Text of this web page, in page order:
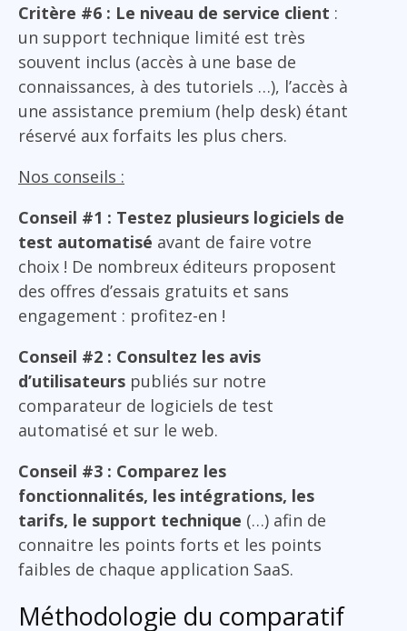
Critère #6 : Le niveau de service client :
un support technique limité est très
souvent inclus (accès à une base de
connaissances, à des tutoriels …), l’accès à
une assistance premium (help desk) étant
réservé aux forfaits les plus chers.
Nos conseils :
Conseil #1 : Testez plusieurs logiciels de
test automatisé avant de faire votre
choix ! De nombreux éditeurs proposent
des offres d’essais gratuits et sans
engagement : profitez-en !
Conseil #2 : Consultez les avis
d’utilisateurs publiés sur notre
comparateur de logiciels de test
automatisé et sur le web.
Conseil #3 : Comparez les
fonctionnalités, les intégrations, les
tarifs, le support technique (…) afin de
connaitre les points forts et les points
faibles de chaque application SaaS.
Méthodologie du comparatif